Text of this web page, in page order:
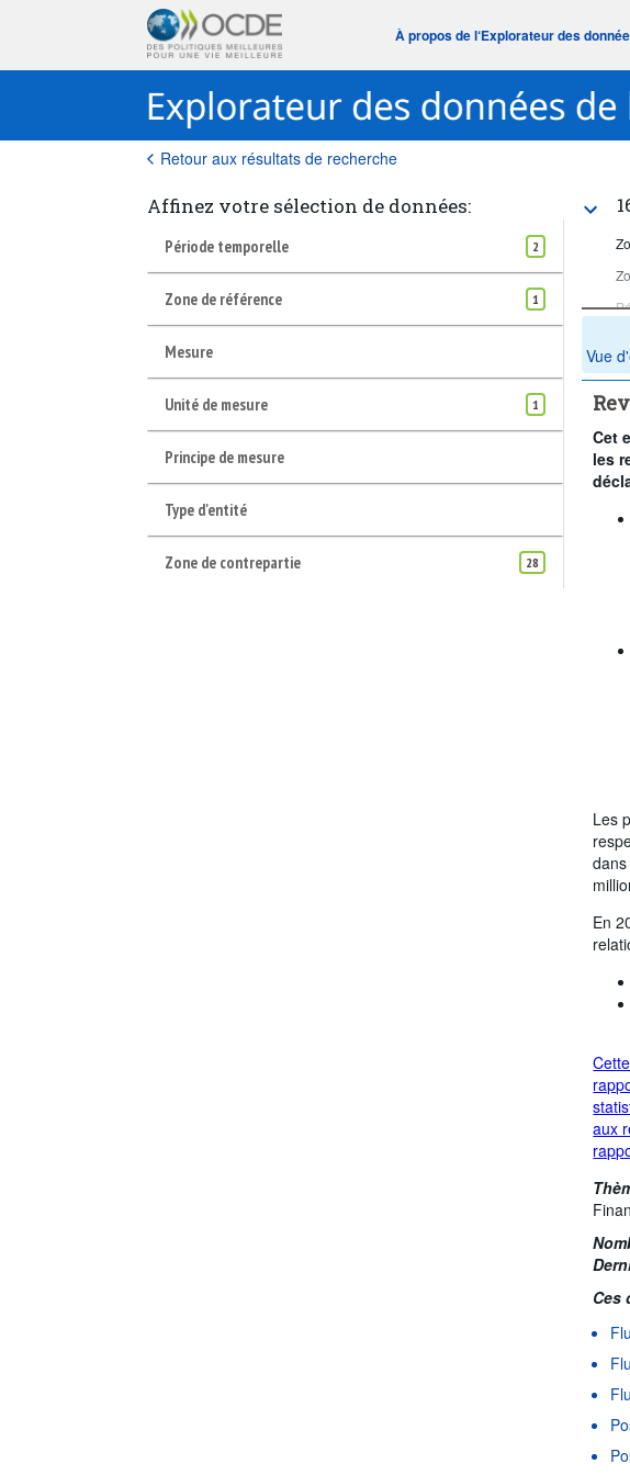
À propos de l‘Explorateur des
Retour aux résultats de recherche
Affinez votre sélection de données:
Période temporelle 2
Zone de référence 1
Mesure
Unité de mesure 1
Principe de mesure
Type d'entité
Zone de contrepartie 28
Vue
Cet
les
Les
En
aux
Ces